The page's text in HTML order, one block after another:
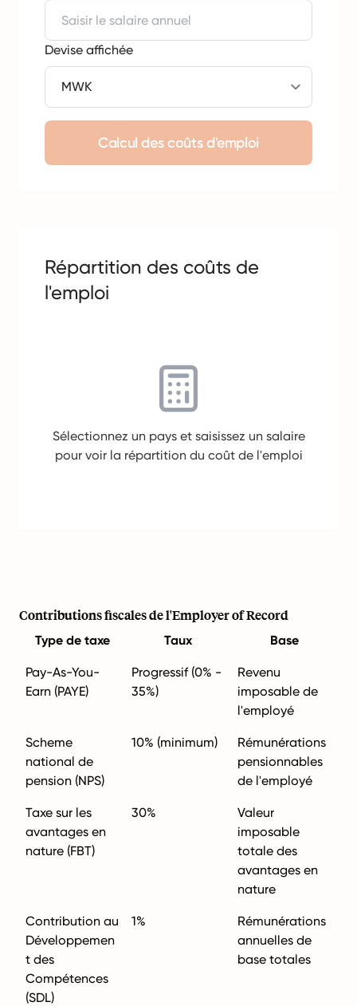
Devise affichée
Calcul des coûts d'emploi
Répartition des coûts de
l'emploi
Sélectionnez un pays et saisissez un salaire
pour voir la répartition du coût de l'emploi
Contributions fiscales de l'Employer of Record
Type de taxe Taux Base
Pay-As-You-
Earn (PAYE)
Progressif (0% -
35%)
Revenu
imposable de
l'employé
Scheme
national de
pension (NPS)
10% (minimum)
Rémunérations
pensionnables
de l'employé
Taxe sur les
avantages en
nature (FBT)
30%
Valeur
imposable
totale des
avantages en
nature
Contribution au
Développemen
t des
Compétences
(SDL)
1%
Rémunérations
annuelles de
base totales